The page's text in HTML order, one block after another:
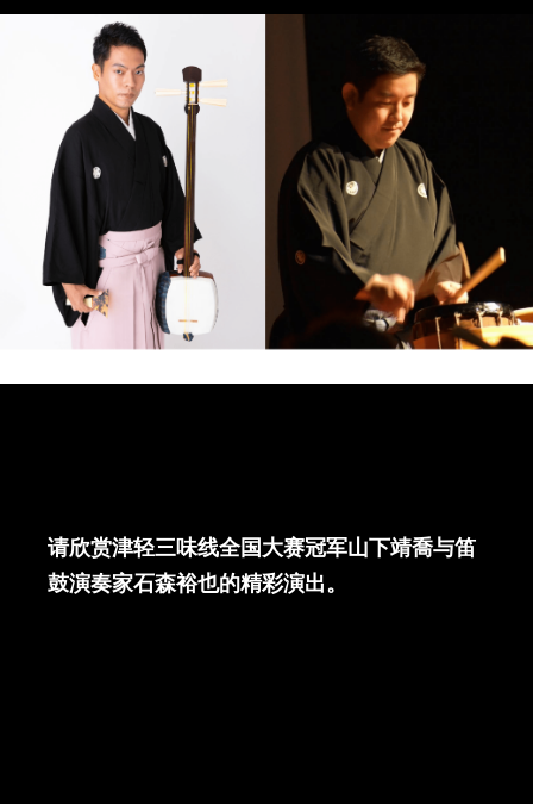
请欣赏津轻三味线全国大赛冠军山下靖喬与笛
鼓演奏家石森裕也的精彩演出。